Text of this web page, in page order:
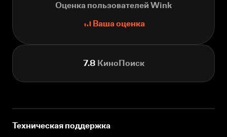
Оценка пользователей Wink
Ваша оценка
7.8 КиноПоиск
Техническая поддержка